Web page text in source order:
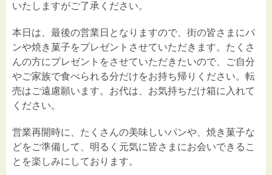
いたしますがご了承ください。
本日は、最後の営業日となりますので、街の皆さまにパ
ンや焼き菓子をプレゼントさせていただきます。たくさ
んの方にプレゼントをさせていただきたいので、ご自分
やご家族で食べられる分だけをお持ち帰りください。転
売はご遠慮願います。お代は、お気持ちだけ箱に入れて
ください。
営業再開時に、たくさんの美味しいパンや、焼き菓子な
どをご準備して、明るく元気に皆さまにお会いできるこ
とを楽しみにしております。